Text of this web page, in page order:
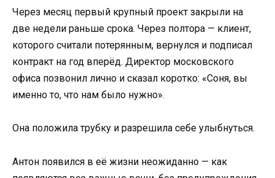
Через месяц первый крупный проект закрыли на
две недели раньше срока. Через полтора — клиент,
которого считали потерянным, вернулся и подписал
контракт на год вперёд. Директор московского
офиса позвонил лично и сказал коротко: «Соня, вы
именно то, что нам было нужно».
Она положила трубку и разрешила себе улыбнуться.
Антон появился в её жизни неожиданно — как